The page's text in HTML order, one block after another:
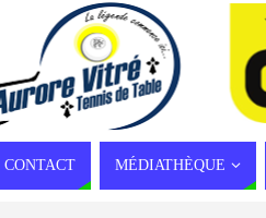
CONTACT MÉDIATHÈQUE